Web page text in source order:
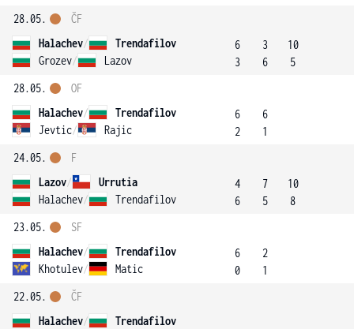
28.05.
Halachev/
Trendafilov
Grozev/ Lazov
ČF
6
3
3
6
10
5
28.05.
Halachev/
Trendafilov
Jevtic/ Rajic
OF
6
2
6
1
24.05.
Lazov/
Urrutia
Halachev/ Trendafilov
F
4
6
7
5
10
8
23.05.
Halachev/
Trendafilov
Khotulev/ Matic
SF
6
0
2
1
22.05.
Halachev/
Trendafilov
ČF